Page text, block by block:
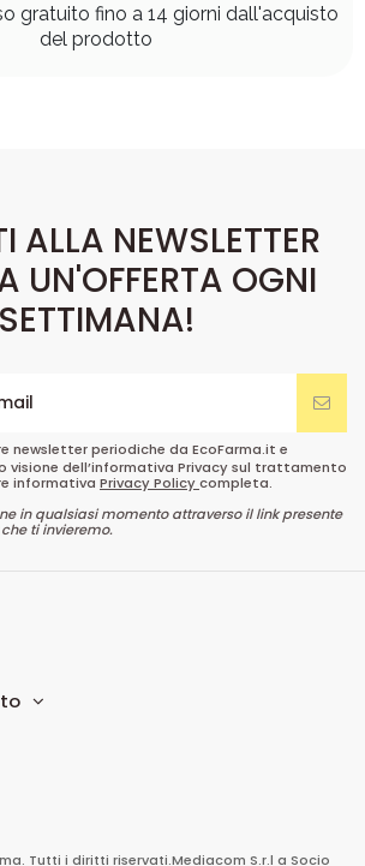
gratuito fino a 14 giorni dall'acquisto
del prodotto
ALLA NEWSLETTER
UN'OFFERTA OGNI
SETTIMANA!
newsletter periodiche da EcoFarma.it e
visione dell’informativa Privacy sul trattamento
informativa Privacy Policycompleta.
in qualsiasi momento attraverso il link presente
ti invieremo.
Tutti i diritti riservati.Mediacom S.r.l a Socio